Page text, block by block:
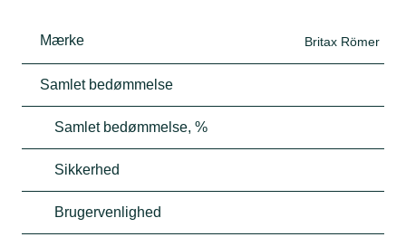
Mærke Britax Römer
Samlet bedømmelse
Samlet bedømmelse, %
Sikkerhed
Brugervenlighed